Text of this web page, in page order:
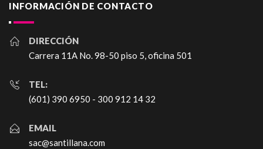
INFORMACIÓN DE CONTACTO
DIRECCIÓN
Carrera 11A No. 98-50 piso 5, oficina 501
TEL:
(601) 390 6950 - 300 912 14 32
EMAIL
sac@santillana.com